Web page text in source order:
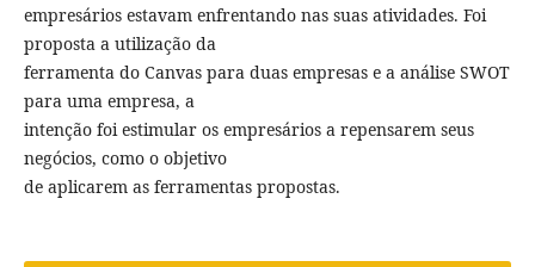
empresários estavam enfrentando nas suas atividades. Foi
proposta a utilização da
ferramenta do Canvas para duas empresas e a análise SWOT
para uma empresa, a
intenção foi estimular os empresários a repensarem seus
negócios, como o objetivo
de aplicarem as ferramentas propostas.